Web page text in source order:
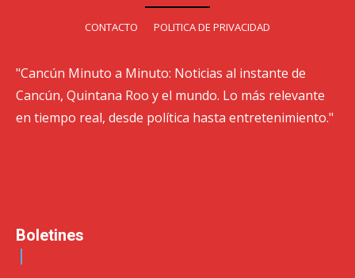
CONTACTO POLITICA DE PRIVACIDAD
"Cancún Minuto a Minuto: Noticias al instante de
Cancún, Quintana Roo y el mundo. Lo más relevante
en tiempo real, desde política hasta entretenimiento."
Boletines